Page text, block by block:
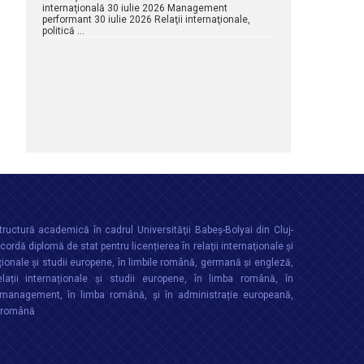
internaţională 30 iulie 2026 Management
performant 30 iulie 2026 Relaţii internaţionale,
politică …
academică în cadrul Universităţii Babeș-Bolyai din Cluj-
diplomă de stat pentru licențierea în relaţii internaţionale şi
şi studii europene, în limbile română, germană și engleză,
internaționale și studii europene, în limba română, în
în limba română, și în administrație europeană,